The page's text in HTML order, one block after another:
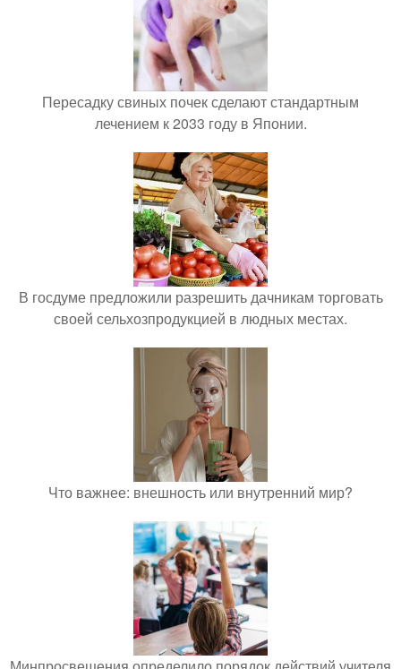
Пересадку свиных почек сделают стандартным
лечением к 2033 году в Японии.
В госдуме предложили разрешить дачникам торговать
своей сельхозпродукцией в людных местах.
Что важнее: внешность или внутренний мир?